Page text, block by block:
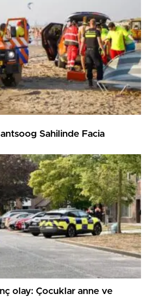
Sahilinde Facia
olay: Çocuklar anne ve